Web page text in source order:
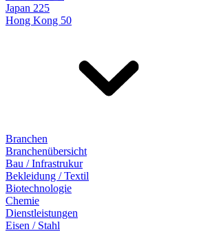
Japan 225
Hong Kong 50
Branchen
Branchenübersicht
Bau / Infrastrukur
Bekleidung / Textil
Biotechnologie
Chemie
Dienstleistungen
Eisen / Stahl